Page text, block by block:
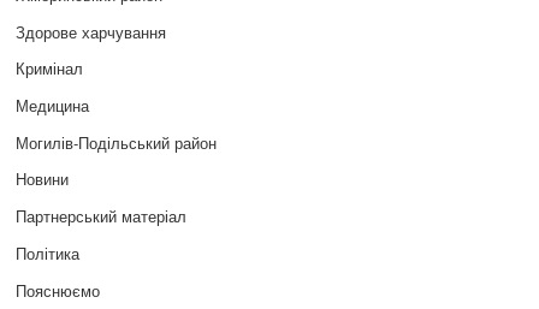
Здорове харчування
Кримінал
Медицина
Могилів-Подільський район
Новини
Партнерський матеріал
Політика
Пояснюємо